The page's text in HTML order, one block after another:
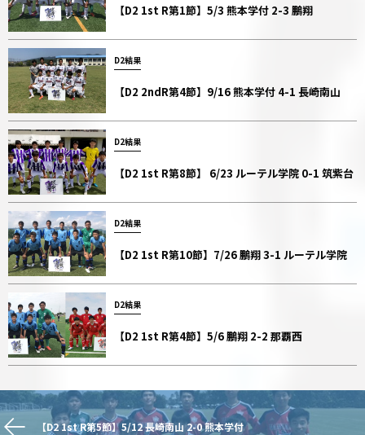
【D2 1st R第1節】5/3 熊本学付 2-3 鵬翔
D2結果
【D2 2ndR第4節】9/16 熊本学付 4-1 長崎南山
D2結果
【D2 1st R第8節】 6/23 ルーテル学院 0-1 筑紫台
D2結果
【D2 1st R第10節】7/26 鵬翔 3-1 ルーテル学院
D2結果
【D2 1st R第4節】5/6 鵬翔 2-2 那覇西
【D2 1st R第5節】5/12 長崎南山 2-0 熊本学付